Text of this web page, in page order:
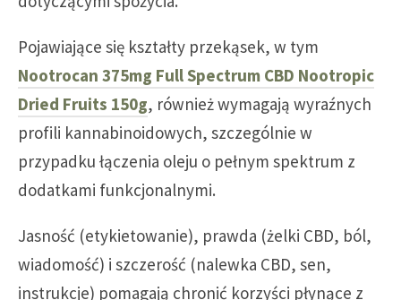
Pojawiające się kształty przekąsek, w tym
Nootrocan 375mg Full Spectrum CBD Nootropic
Dried Fruits 150g, również wymagają wyraźnych
profili kannabinoidowych, szczególnie w
przypadku łączenia oleju o pełnym spektrum z
dodatkami funkcjonalnymi.
Jasność (etykietowanie), prawda (żelki CBD, ból,
wiadomość) i szczerość (nalewka CBD, sen,
instrukcje) pomagają chronić korzyści płynące z